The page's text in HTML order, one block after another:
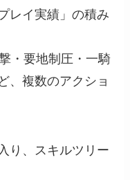
レイ実績」の積み
・要地制圧・一騎
、複数のアクショ
り、スキルツリー